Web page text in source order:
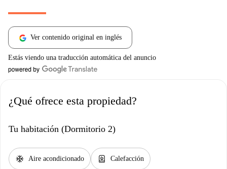
Ver contenido original en inglés
Estás viendo una traducción automática del anuncio
¿Qué ofrece esta propiedad?
Tu habitación (Dormitorio 2)
ac_unit Aire acondicionado water_heater Calefacción